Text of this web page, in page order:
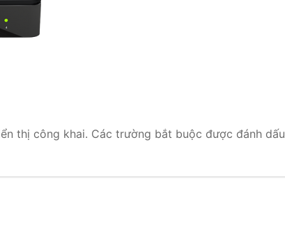
đài VoIP Yeastar S412
đài VoIP Yeastar S300
thị công khai. Các trường bắt buộc được đánh dấu